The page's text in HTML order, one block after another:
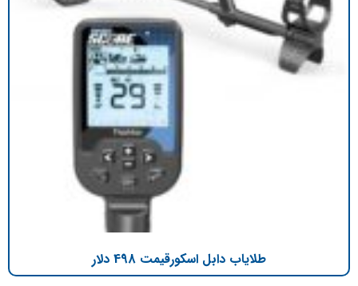
طلایاب دابل اسکورقیمت 498 دلار